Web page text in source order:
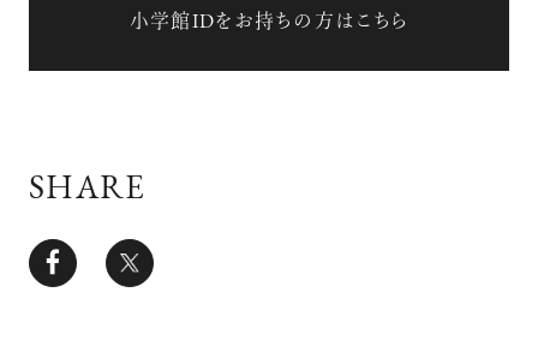
小学館IDをお持ちの方はこちら
SHARE